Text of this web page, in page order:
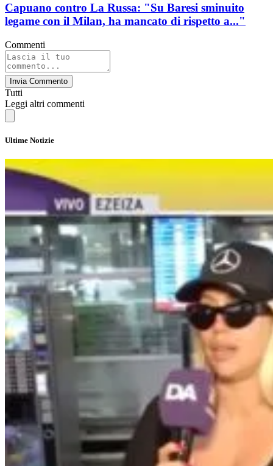
Capuano contro La Russa: "Su Baresi sminuito
legame con il Milan, ha mancato di rispetto a..."
Commenti
Invia Commento
Tutti
Leggi altri commenti
Ultime Notizie